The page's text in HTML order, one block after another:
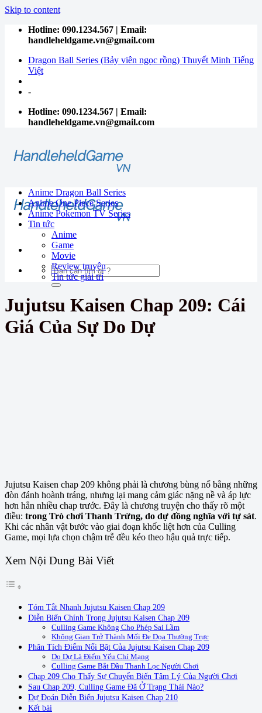
Skip to content
Hotline: 090.1234.567 | Email:
handleheldgame.vn@gmail.com
Dragon Ball Series (Bảy viên ngọc rồng) Thuyết Minh Tiếng
Việt
-
Hotline: 090.1234.567 | Email:
handleheldgame.vn@gmail.com
Anime Dragon Ball Series
Anime One Piece Series
Anime Pokemon TV Series
Tin tức
Anime
Game
Movie
Review truyện
Tin tức giải trí
Jujutsu Kaisen Chap 209: Cái
Giá Của Sự Do Dự
Jujutsu Kaisen chap 209 không phải là chương bùng nổ bằng những
đòn đánh hoành tráng, nhưng lại mang cảm giác nặng nề và áp lực
hơn hẳn nhiều chap trước. Đây là chương truyện cho thấy rõ một
điều: trong Trò chơi Thanh Trừng, do dự đồng nghĩa với tự sát.
Khi các nhân vật bước vào giai đoạn khốc liệt hơn của Culling
Game, mọi lựa chọn chậm trễ đều kéo theo hậu quả trực tiếp.
Xem Nội Dung Bài Viết
Tóm Tắt Nhanh Jujutsu Kaisen Chap 209
Diễn Biến Chính Trong Jujutsu Kaisen Chap 209
Culling Game Không Cho Phép Sai Lầm
Không Gian Trở Thành Mối Đe Dọa Thường Trực
Phân Tích Điểm Nổi Bật Của Jujutsu Kaisen Chap 209
Do Dự Là Điểm Yếu Chí Mạng
Culling Game Bắt Đầu Thanh Lọc Người Chơi
Chap 209 Cho Thấy Sự Chuyển Biến Tâm Lý Của Người Chơi
Sau Chap 209, Culling Game Đã Ở Trạng Thái Nào?
Dự Đoán Diễn Biến Jujutsu Kaisen Chap 210
Kết bài